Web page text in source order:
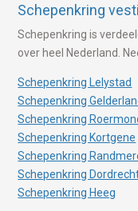
Schepenkring
Schepenkring is
over heel Nederland.
Schepenkring Lelystad
Schepenkring
Schepenkring
Schepenkring Kortgene
Schepenkring
Schepenkring
Schepenkring Heeg